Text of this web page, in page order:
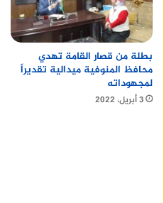
بطلة من قصار القامة تهدي
محافظ المنوفية ميدالية تقديراً
لمجهوداته
3 أبريل، 2022